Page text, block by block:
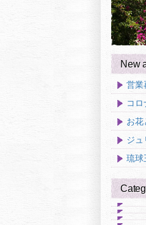
New
営業
コ
お花
ジュ
琉球